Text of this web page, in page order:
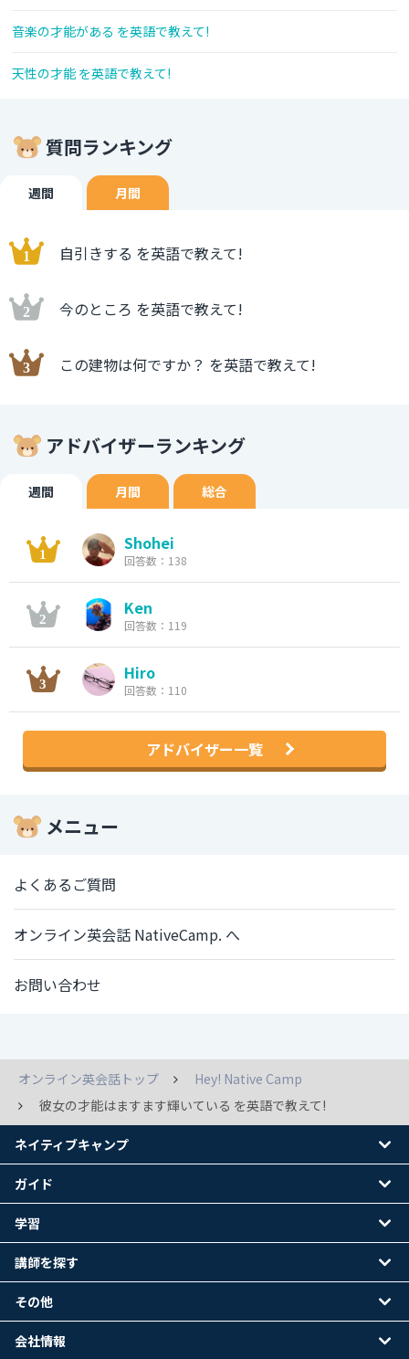
音楽の才能がある を英語で教えて!
天性の才能 を英語で教えて!
質問ランキング
週間 月間
自引きする を英語で教えて!
今のところ を英語で教えて!
この建物は何ですか？ を英語で教えて!
アドバイザーランキング
週間 月間 総合
Shohei
回答数：138
Ken
回答数：119
Hiro
回答数：110
アドバイザー一覧
メニュー
よくあるご質問
オンライン英会話 NativeCamp. へ
お問い合わせ
オンライン英会話トップ
Hey! Native Camp
彼女の才能はますます輝いている を英語で教えて!
ネイティブキャンプ
ガイド
学習
講師を探す
その他
会社情報